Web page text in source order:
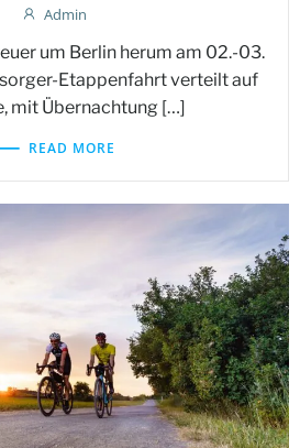
Admin
um Berlin herum am 02.-03.
Etappenfahrt verteilt auf
mit Übernachtung […]
READ MORE